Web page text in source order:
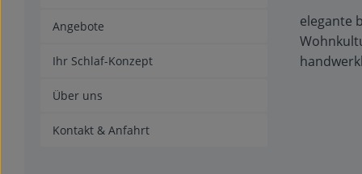
Angebote
Ihr Schlaf-Konzept
Über uns
Kontakt & Anfahrt
elegante